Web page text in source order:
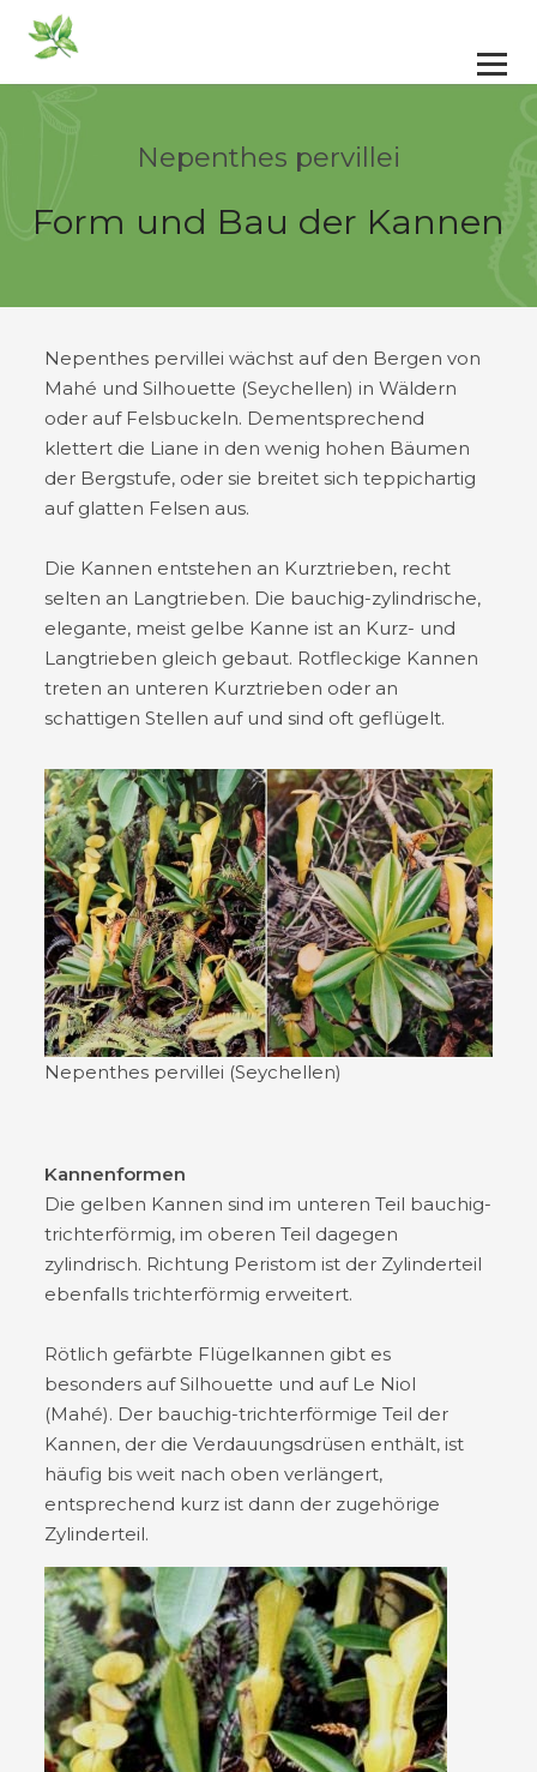
Nepenthes pervillei
Form und Bau der Kannen
Nepenthes pervillei wächst auf den Bergen von
Mahé und Silhouette (Seychellen) in Wäldern
oder auf Felsbuckeln. Dementsprechend
klettert die Liane in den wenig hohen Bäumen
der Bergstufe, oder sie breitet sich teppichartig
auf glatten Felsen aus.
Die Kannen entstehen an Kurztrieben, recht
selten an Langtrieben. Die bauchig-zylindrische,
elegante, meist gelbe Kanne ist an Kurz- und
Langtrieben gleich gebaut. Rotfleckige Kannen
treten an unteren Kurztrieben oder an
schattigen Stellen auf und sind oft geflügelt.
Nepenthes pervillei (Seychellen)
Kannenformen
Die gelben Kannen sind im unteren Teil bauchig-
trichterförmig, im oberen Teil dagegen
zylindrisch. Richtung Peristom ist der Zylinderteil
ebenfalls trichterförmig erweitert.
Rötlich gefärbte Flügelkannen gibt es
besonders auf Silhouette und auf Le Niol
(Mahé). Der bauchig-trichterförmige Teil der
Kannen, der die Verdauungsdrüsen enthält, ist
häufig bis weit nach oben verlängert,
entsprechend kurz ist dann der zugehörige
Zylinderteil.